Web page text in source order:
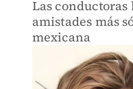
Las
amistades más
mexicana